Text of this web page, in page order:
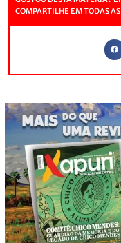
COMPARTILHE EM TODAS